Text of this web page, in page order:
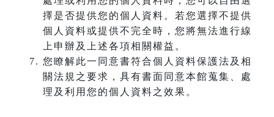
擇是否提供您的個人資料。若您選擇不提供
個人資料或提供不完全時，您將無法進行線
上申辦及上述各項相關權益。
您瞭解此一同意書符合個人資料保護法及相
關法規之要求，具有書面同意本館蒐集、處
理及利用您的個人資料之效果。